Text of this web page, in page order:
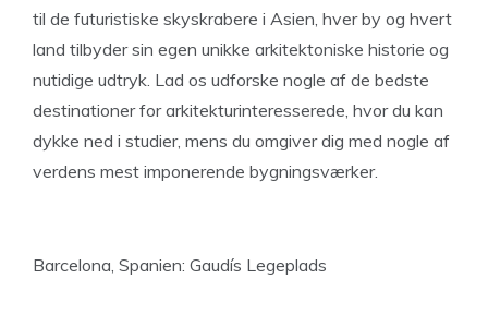
til de futuristiske skyskrabere i Asien, hver by og hvert
land tilbyder sin egen unikke arkitektoniske historie og
nutidige udtryk. Lad os udforske nogle af de bedste
destinationer for arkitekturinteresserede, hvor du kan
dykke ned i studier, mens du omgiver dig med nogle af
verdens mest imponerende bygningsværker.
Barcelona, Spanien: Gaudís Legeplads